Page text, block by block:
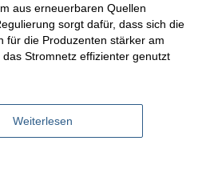
aus erneuerbaren Quellen
sorgt dafür, dass sich die
für die Produzenten stärker am
Stromnetz effizienter genutzt
Weiterlesen